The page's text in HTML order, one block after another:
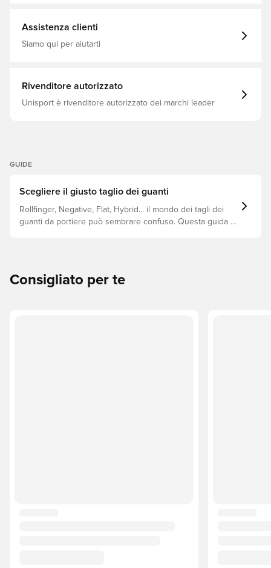
Assistenza clienti
Siamo qui per aiutarti
Rivenditore autorizzato
Unisport è rivenditore autorizzato dei marchi leader
GUIDE
Scegliere il giusto taglio dei guanti
Rollfinger, Negative, Flat, Hybrid... il mondo dei tagli dei
guanti da portiere può sembrare confuso. Questa guida ti
Consigliato per te